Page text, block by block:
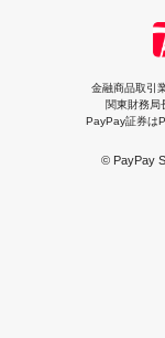
金融商品取引
関東財務局
PayPay証券は
© PayPay